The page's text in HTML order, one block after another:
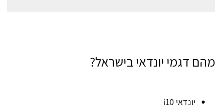
מהם דגמי יונדאי בישראל?
יונדאי i10